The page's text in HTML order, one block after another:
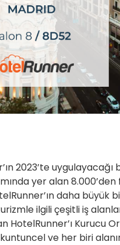
2023’te
yer alan
daha
ilgili çeşitli iş
HotelRunner’ı Kurucu
ve her biri